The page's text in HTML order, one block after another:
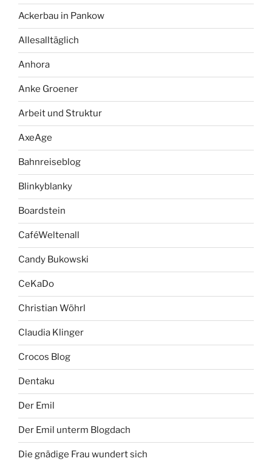
Ackerbau in Pankow
Allesalltäglich
Anhora
Anke Groener
Arbeit und Struktur
AxeAge
Bahnreiseblog
Blinkyblanky
Boardstein
CaféWeltenall
Candy Bukowski
CeKaDo
Christian Wöhrl
Claudia Klinger
Crocos Blog
Dentaku
Der Emil
Der Emil unterm Blogdach
Die gnädige Frau wundert sich